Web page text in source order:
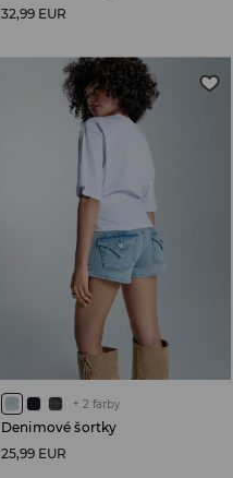
32,99 EUR
+ 2 farby
Denimové šortky
25,99 EUR